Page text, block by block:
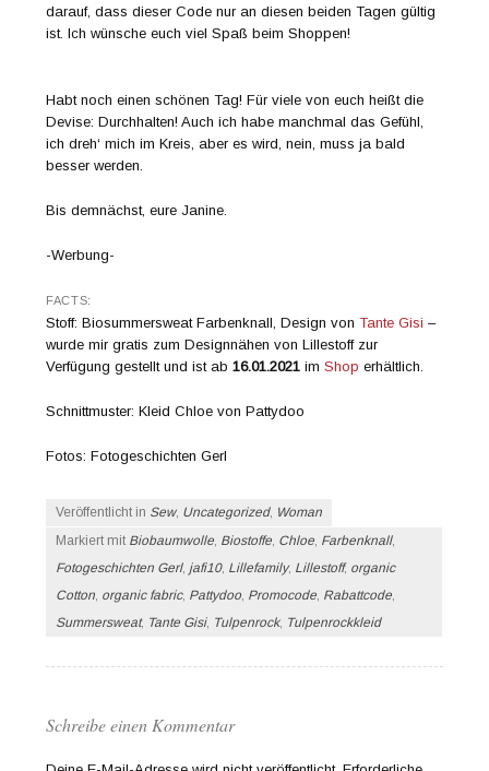
darauf, dass dieser Code nur an diesen beiden Tagen gültig
ist. Ich wünsche euch viel Spaß beim Shoppen!
Habt noch einen schönen Tag! Für viele von euch heißt die
Devise: Durchhalten! Auch ich habe manchmal das Gefühl,
ich dreh‘ mich im Kreis, aber es wird, nein, muss ja bald
besser werden.
Bis demnächst, eure Janine.
-Werbung-
FACTS:
Stoff: Biosummersweat Farbenknall, Design vonTante Gisi –
wurde mir gratis zum Designnähen von Lillestoff zur
Verfügung gestellt und ist ab16.01.2021 imShop erhältlich.
Schnittmuster: Kleid Chloe von Pattydoo
Fotos: Fotogeschichten Gerl
Veröffentlicht in Sew, Uncategorized, Woman
Markiert mit Biobaumwolle Biostoffe Chloe Farbenknall,
Fotogeschichten Gerl, jafi10, Lillefamily, Lillestoff, organic
Cotton organic fabric, Pattydoo Promocode Rabattcode
Summersweat, Tante Gisi, Tulpenrock, Tulpenrockkleid
Schreibe einen Kommentar